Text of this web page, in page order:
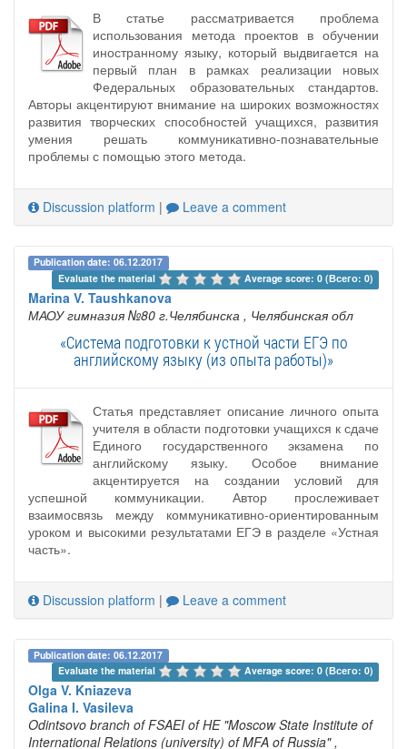
В статье рассматривается проблема
использования метода проектов в обучении
иностранному языку, который выдвигается на
первый план в рамках реализации новых
Федеральных образовательных стандартов.
Авторы акцентируют внимание на широких возможностях
развития творческих способностей учащихся, развития
умения решать коммуникативно-познавательные
проблемы с помощью этого метода.
Discussion platform | Leave a comment
Publication date: 06.12.2017
Evaluate the material
Average score: 0 (Всего: 0)
Marina V. Taushkanova
МАОУ гимназия №80 г.Челябинска , Челябинская обл
«Система подготовки к устной части ЕГЭ по
английскому языку (из опыта работы)»
Статья представляет описание личного опыта
учителя в области подготовки учащихся к сдаче
Единого государственного экзамена по
английскому языку. Особое внимание
акцентируется на создании условий для
успешной коммуникации. Автор прослеживает
взаимосвязь между коммуникативно-ориентированным
уроком и высокими результатами ЕГЭ в разделе «Устная
часть».
Discussion platform | Leave a comment
Publication date: 06.12.2017
Evaluate the material
Average score: 0 (Всего: 0)
Olga V. Kniazeva
Galina I. Vasileva
Odintsovo branch of FSAEI of HE "Moscow State Institute of
International Relations (university) of MFA of Russia" ,